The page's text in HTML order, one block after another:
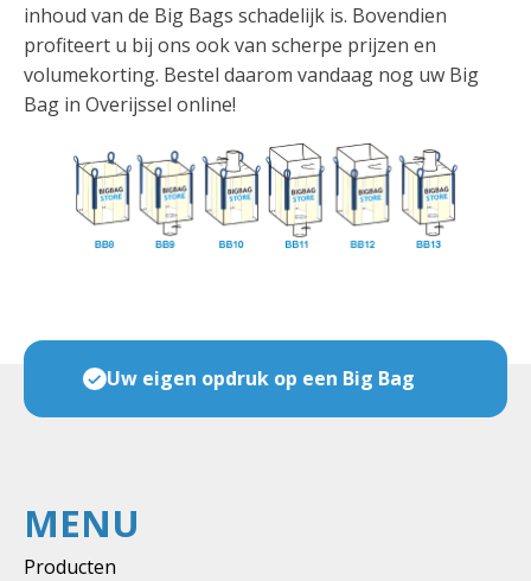
inhoud van de Big Bags schadelijk is. Bovendien
profiteert u bij ons ook van scherpe prijzen en
volumekorting. Bestel daarom vandaag nog uw Big
Bag in Overijssel online!
Veel maten & soorten op voorraad
MENU
Producten